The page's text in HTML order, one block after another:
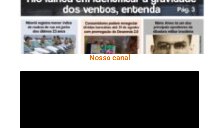
Nosso canal